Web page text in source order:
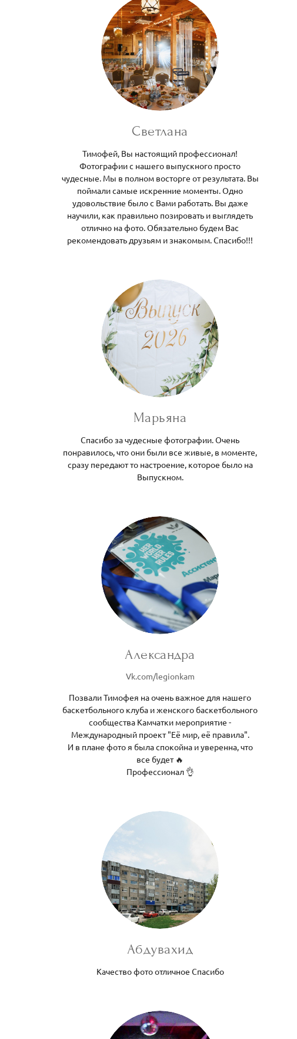
Светлана
Тимофей, Вы настоящий профессионал!
Фотографии с нашего выпускного просто
чудесные. Мы в полном восторге от результата. Вы
поймали самые искренние моменты. Одно
удовольствие было с Вами работать. Вы даже
научили, как правильно позировать и выглядеть
отлично на фото. Обязательно будем Вас
рекомендовать друзьям и знакомым. Спасибо!!!
Марьяна
Спасибо за чудесные фотографии. Очень
понравилось, что они были все живые, в моменте,
сразу передают то настроение, которое было на
Выпускном.
Александра
Vk.com/legionkam
Позвали Тимофея на очень важное для нашего
баскетбольного клуба и женского баскетбольного
сообщества Камчатки мероприятие -
Международный проект "Её мир, её правила".
И в плане фото я была спокойна и уверенна, что
все будет 🔥
Профессионал 👌
Абдувахид
Качество фото отличное Спасибо